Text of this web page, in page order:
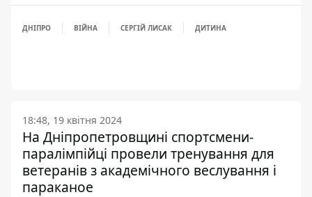
ДНІПРО ВІЙНА СЕРГІЙ ЛИСАК ДИТИНА
18:48, 19 квітня 2024
На Дніпропетровщині спортсмени-
паралімпійці провели тренування для
ветеранів з академічного веслування і
параканое